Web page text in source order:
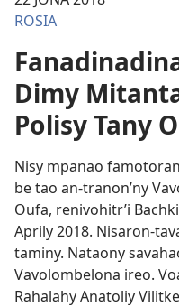
ROSIA
Dimy
Polisy Tany
Nisy mpanao
be tao an-tranon’ny
Oufa, renivohitr’i
Aprily 2018. Nisaron-
taminy. Nataony
Vavolombelona ireo.
Rahalahy Anatoliy